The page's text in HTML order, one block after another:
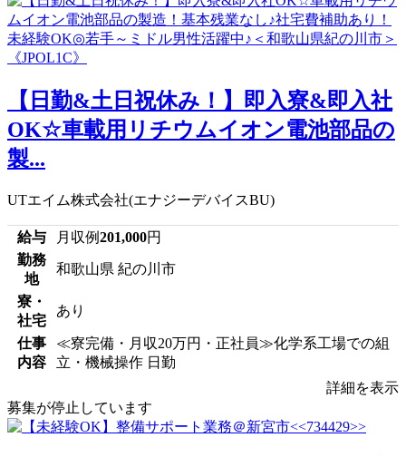
【日勤&土日祝休み！】即入寮&即入社
OK☆車載用リチウムイオン電池部品の
製...
UTエイム株式会社(エナジーデバイスBU)
給与 月収例201,000円
勤務
地
和歌山県 紀の川市
寮・
社宅
あり
仕事
内容
≪寮完備・月収20万円・正社員≫化学系工場での組
立・機械操作 日勤
詳細を表示
募集が停止しています